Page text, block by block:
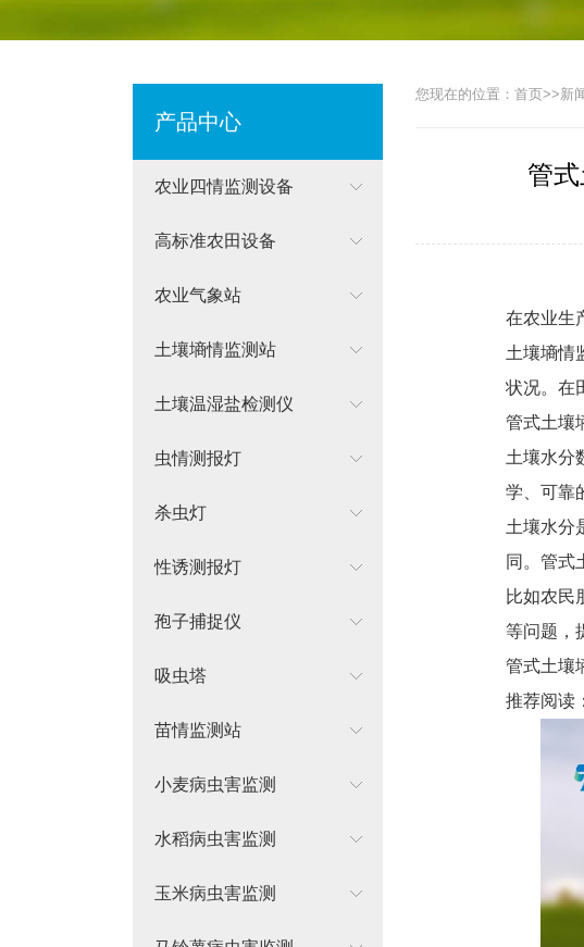
产品中心
农业四情监测设备
高标准农田设备
农业气象站
土壤墒情监测站
土壤温湿盐检测仪
虫情测报灯
杀虫灯
性诱测报灯
孢子捕捉仪
吸虫塔
苗情监测站
小麦病虫害监测
水稻病虫害监测
玉米病虫害监测
您现在的位置： 首页>>新
管
在农业生
土壤墒情
状况。在
管式土壤
土壤水分
学、可靠
土壤水分
同。管式
比如农民
等问题，
管式土壤
推荐阅读：